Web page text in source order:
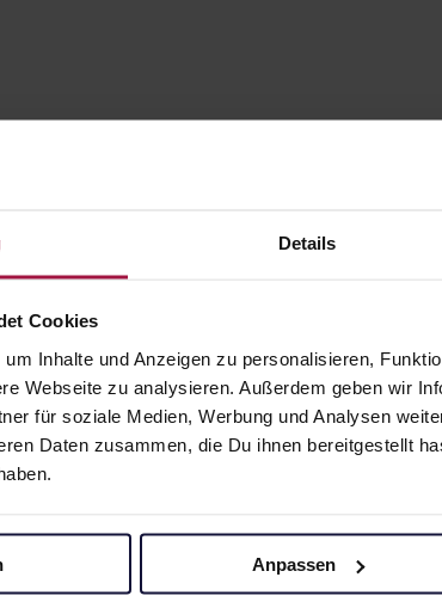
Details
Cookies
Inhalte und Anzeigen zu personalisieren,
Webseite zu analysieren. Außerdem geben wir
für soziale Medien, Werbung und Analysen
Daten zusammen, die Du ihnen bereitgestellt
Anpassen
Über uns
Karriere
gesund-versorger.de